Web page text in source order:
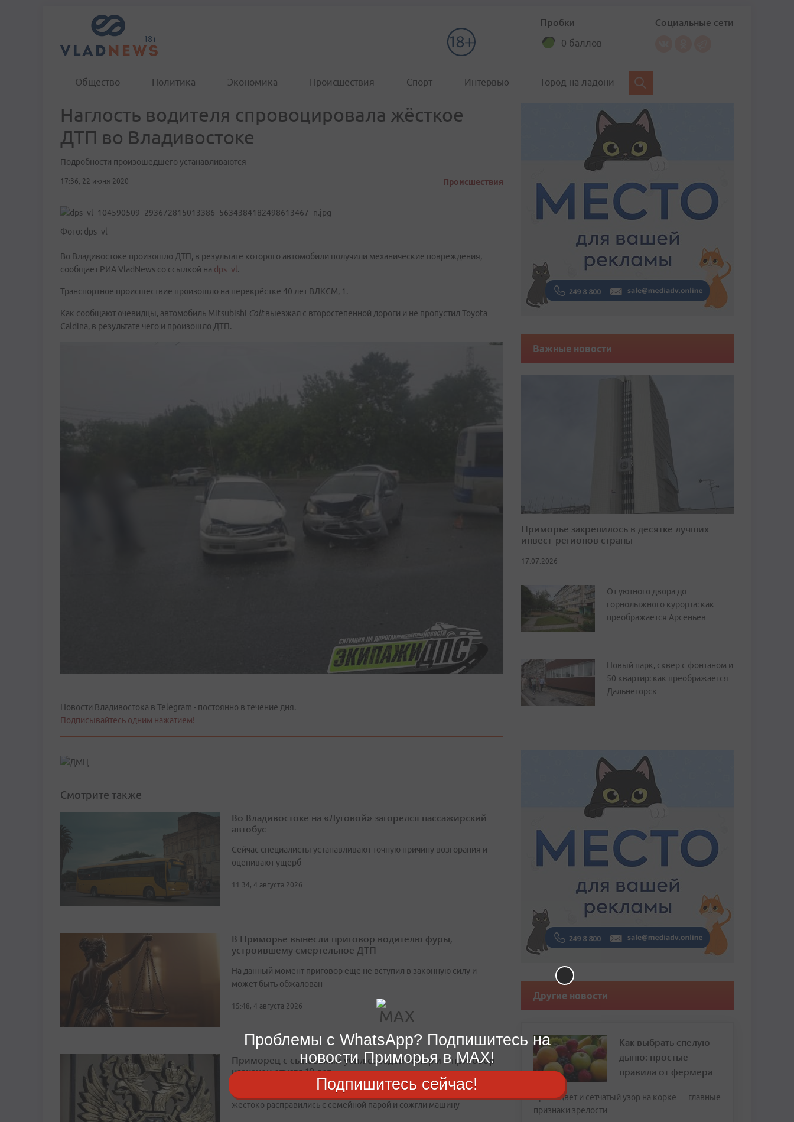
Пробки
0 баллов
Социальные сети
Общество Политика Экономика Происшествия Спорт Интервью Город на ладони
Наглость водителя спровоцировала жёсткое
ДТП во Владивостоке
Подробности произошедшего устанавливаются
17:36, 22 июня 2020 Происшествия
Фото: dps_vl
Во Владивостоке произошло ДТП, в результате которого автомобили получили механические повреждения,
сообщает РИА VladNews со ссылкой на dps_vl .
Транспортное происшествие произошло на перекрёстке 40 лет ВЛКСМ, 1.
Как сообщают очевидцы, автомобиль Mitsubishi Coltвыезжал с второстепенной дороги и не пропустил Toyota
Caldina, в результате чего и произошло ДТП.
Новости Владивостока в Telegram - постоянно в течение дня.
Подписывайтесь одним нажатием!
Смотрите также
Во Владивостоке на «Луговой» загорелся пассажирский
автобус
Сейчас специалисты устанавливают точную причину возгорания и
оценивают ущерб
11:34, 4 августа 2026
В Приморье вынесли приговор водителю фуры,
устроившему смертельное ДТП
На данный момент приговор еще не вступил в законную силу и
может быть обжалован
15:48, 4 августа 2026
Приморец с сыновьями убил соседей топорм – приговор
назначен спустя 10 лет
В 2016 году отец и два сына устроили засаду из‑за спора о проезде,
жестоко расправились с семейной парой и сожгли машину
Важные новости
Приморье закрепилось в десятке лучших
инвест-регионов страны
17.07.2026
От уютного двора до
горнолыжного курорта: как
преображается Арсеньев
Новый парк, сквер с фонтаном и
50 квартир: как преображается
Дальнегорск
Другие новости
Как выбрать спелую
дыню: простые
правила от фермера
Яркий цвет и сетчатый узор на корке — главные
признаки зрелости
Проблемы с WhatsApp? Подпишитесь на
новости Приморья в MAX!
Подпишитесь сейчас!